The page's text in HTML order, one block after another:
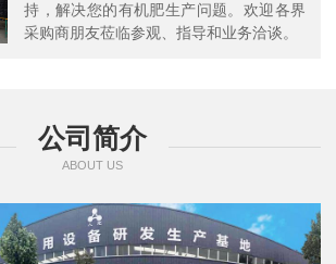
持，解决您的有机肥生产问题。欢迎各界
采购商朋友莅临参观、指导和业务洽谈。
公司简介
ABOUT US